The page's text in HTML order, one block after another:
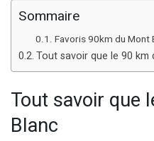
Sommaire
Favoris 90km du Mont
Tout savoir que le 90 km
Tout savoir que
Blanc